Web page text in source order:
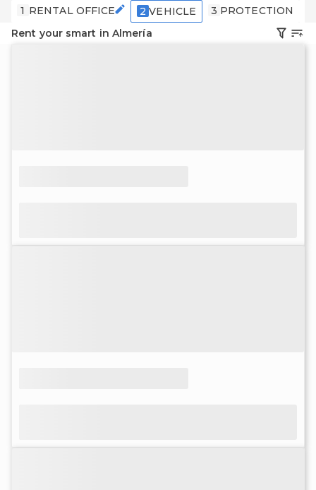
1 RENTAL OFFICE 2 VEHICLE 3 PROTECTION
Rent your smart in Almería